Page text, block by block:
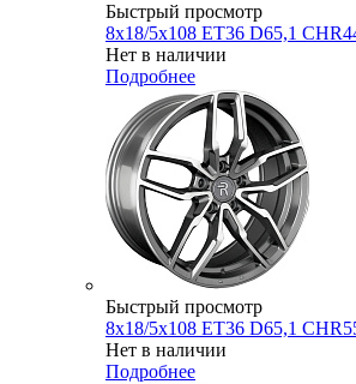
Быстрый просмотр
8x18/5x108 ET36 D65,1
Нет в наличии
Подробнее
Быстрый просмотр
8x18/5x108 ET36 D65,1
Нет в наличии
Подробнее